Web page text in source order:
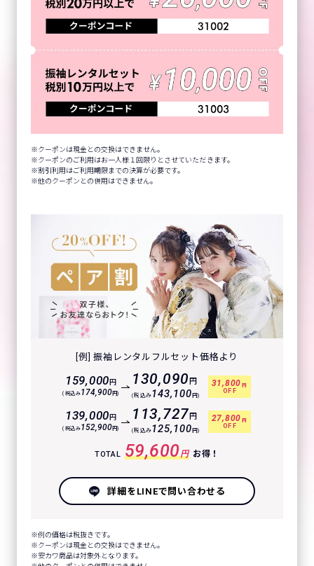
クーポンは現金との交換はできません。
クーポンのご利用はお一人様１回限りとさせていただきます。
割引利用はご利用期限までの決算が必要です。
他のクーポンとの併用はできません。
[例] 振袖レンタルフルセット価格より
159,000円
(税込み174,900円)
130,090 円
(税込み143,100 円)
31,800 円
OFF
139,000円
(税込み152,900円)
113,727 円
(税込み125,100 円)
27,800 円
OFF
TOTAL 59,600円 お得！
詳細をLINEで問い合わせる
例の価格は税抜きです。
クーポンは現金との交換はできません。
安カワ商品は対象外となります。